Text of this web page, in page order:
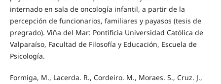
internado en sala de oncología infantil, a partir de la
percepción de funcionarios, familiares y payasos (tesis de
pregrado). Viña del Mar: Pontificia Universidad Católica de
Valparaíso, Facultad de Filosofía y Educación, Escuela de
Psicología.
Formiga, M., Lacerda. R., Cordeiro. M., Moraes. S., Cruz. J.,